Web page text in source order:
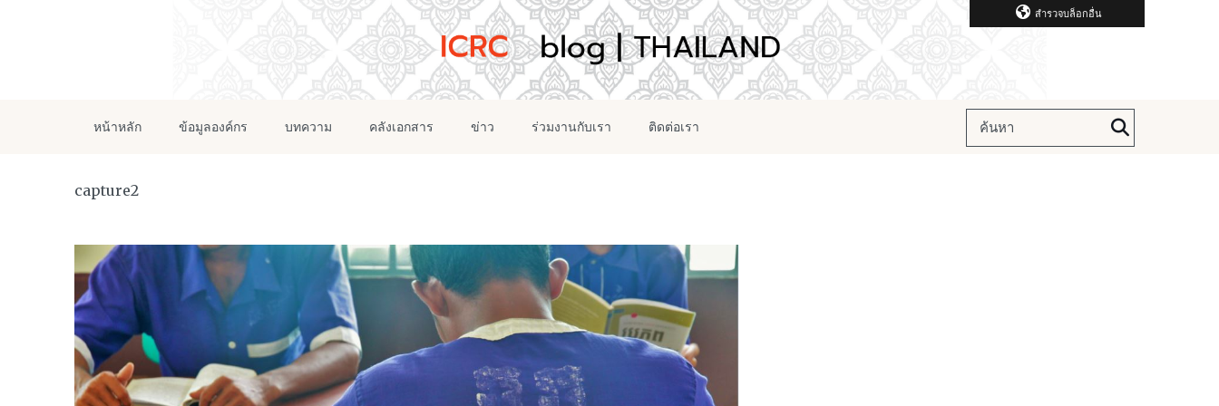
สำรวจบล็อกอื่น
หน้าหลัก ข้อมูลองค์กร บทความ คลังเอกสาร ข่าว ร่วมงานกับเรา ติดต่อเรา
capture2